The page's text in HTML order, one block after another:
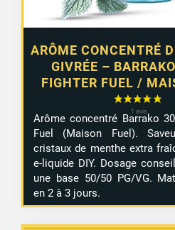
ARÔME CONCENTRÉ
GIVRÉE –
FIGHTER FUEL /
Arôme concentré Barrako
Fuel (Maison Fuel).
cristaux de menthe extra
e-liquide DIY. Dosage
une base 50/50 PG/VG.
en 2 à 3 jours.